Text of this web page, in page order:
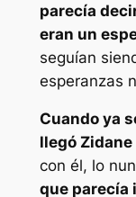
parecía
eran un
seguían
esperanzas
Cuando ya
llegó Zidane
con él, lo
que parecía